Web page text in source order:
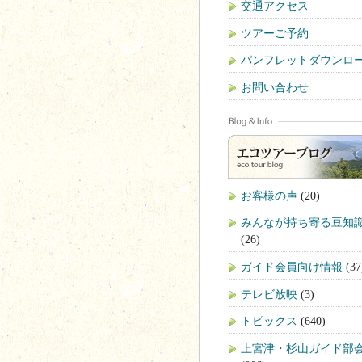
交通アクセス
ツアーご予約
パンフレットダウンロ
お問い合わせ
お客様の声 (20)
みんなが持ち寄る豆知
(26)
ガイド会員向け情報
テレビ放映 (3)
トピックス (640)
上宮津・杉山ガイド部